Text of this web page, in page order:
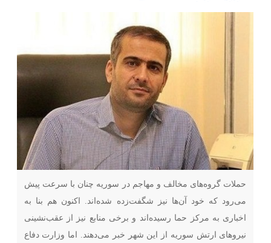
حملات گروه‌های مخالف و مهاجم در سوریه چنان با سرعت پیش
می‌رود که خود آن‌ها نیز شگفت‌زده شده‌اند. اکنون هم بنا به
اخباری به مرکز حما رسیده‌اند و برخی منابع نیز از عقب‌نشینی
نیروهای ارتش سوریه از این شهر خبر می‌دهند. اما وزارت دفاع